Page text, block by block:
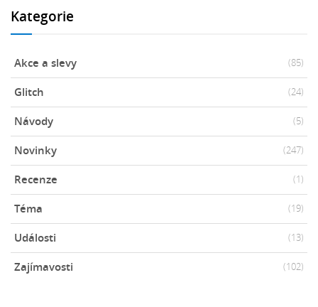
Kategorie
Akce a slevy (85)
Glitch (24)
Návody (5)
Novinky (247)
Recenze (1)
Téma (19)
Události (13)
Zajímavosti (102)